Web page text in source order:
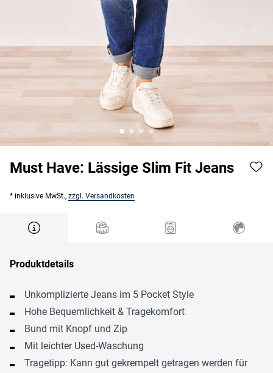
Must Have: Lässige Slim Fit Jeans
* inklusive MwSt., zzgl. Versandkosten
Produktdetails
Unkomplizierte Jeans im 5 Pocket Style
Hohe Bequemlichkeit & Tragekomfort
Bund mit Knopf und Zip
Mit leichter Used-Waschung
Tragetipp: Kann gut gekrempelt getragen werden für